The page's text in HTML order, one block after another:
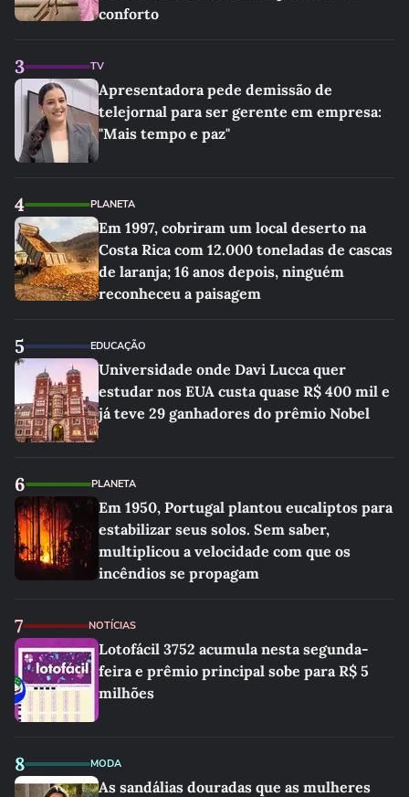
conforto
3 TV
Apresentadora pede demissão de
telejornal para ser gerente em empresa:
"Mais tempo e paz"
4 PLANETA
Em 1997, cobriram um local deserto na
Costa Rica com 12.000 toneladas de cascas
de laranja; 16 anos depois, ninguém
reconheceu a paisagem
5 EDUCAÇÃO
Universidade onde Davi Lucca quer
estudar nos EUA custa quase R$ 400 mil e
já teve 29 ganhadores do prêmio Nobel
6 PLANETA
Em 1950, Portugal plantou eucaliptos para
estabilizar seus solos. Sem saber,
multiplicou a velocidade com que os
incêndios se propagam
7 NOTÍCIAS
Lotofácil 3752 acumula nesta segunda-
feira e prêmio principal sobe para R$ 5
milhões
8 MODA
As sandálias douradas que as mulheres